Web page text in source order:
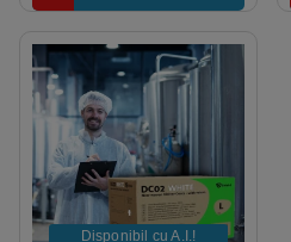
Disponibil cu A.I.​!